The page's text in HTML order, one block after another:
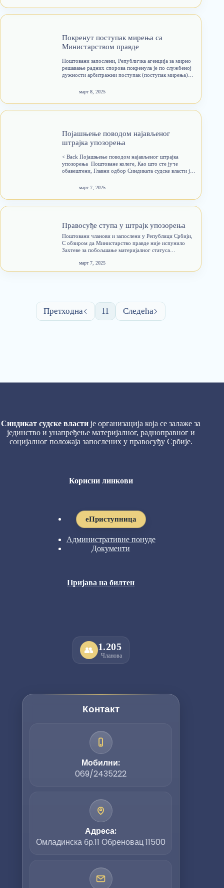
Покренут поступак мирења са
Министарством правде
Поштовани запослени, Републичка агенција за мирно
решавање радних спорова покренула је по службеној
дужности арбитражни поступак (поступак мирења)
власти и поставила Милену Тасић за арбитра који ће
посредовати у поступку ( https://www.ramrrs.gov.rs/sr-
lat/miritelji-i-arbitri ) Синдикат судске власти…
март 8, 2025
Појашњење поводом најављеног
штрајка упозорења
< Back Појашњење поводом најављеног штрајка
упозорења ​ Поштоване колеге, Као што сте јуче
обавештени, Главни одбор Синдиката судске власти је
запослени у правосуђу на целој територију Републике
Србије, у петак,…
март 7, 2025
Правосуђе ступа у штрајк упозорења
Поштовани чланови и запослени у Републици Србији,
С обзиром да Министарство правде није испунило
Захтеве за побољшање материјалног статуса
оброка и регреса) и да сте се приликом анкетирања
изјаснили да је неопходно кроз једночасовни…
март 7, 2025
11
Синдикат судске власти је организација која се залаже за
јединство и унапређење материјалног, радноправног и
социјалног положаја запослених у правосуђу Србије.
Корисни линкови
eПриступница
Административне понуде
Документи
Пријава на билтен
👥 1.205
Чланова
Контакт
Мобилни:
069/2435222
Адреса:
Омладинска бр.11 Обреновац 11500